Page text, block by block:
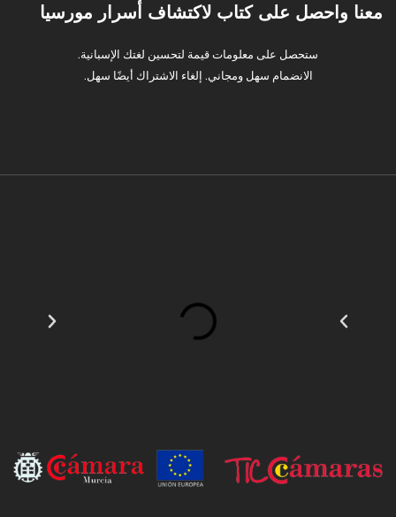
معنا واحصل على كتاب لاكتشاف أسرار مورسيا
ستحصل على معلومات قيمة لتحسين لغتك الإسبانية.
الانضمام سهل ومجاني. إلغاء الاشتراك أيضًا سهل.